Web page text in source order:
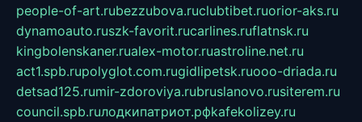
people-of-art.rubezzubova.ruclubtibet.ruorior-aks.ru
dynamoauto.ruszk-favorit.rucarlines.ruflatnsk.ru
kingbolenskaner.rualex-motor.ruastroline.net.ru
act1.spb.rupolyglot.com.rugidlipetsk.ruooo-driada.ru
detsad125.rumir-zdoroviya.rubruslanovo.rusiterem.ru
council.spb.ruлодкипатриот.рфkafekolizey.ru